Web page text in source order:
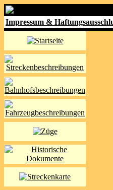
Impressum &